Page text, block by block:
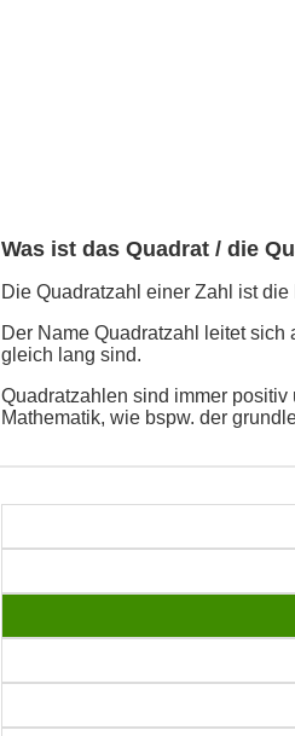
Was ist das Quadrat / die
Die Quadratzahl einer Zahl ist
Der Name Quadratzahl leitet sich
gleich lang sind.
Quadratzahlen sind immer
Mathematik, wie bspw. der